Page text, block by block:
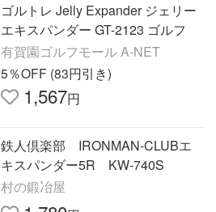
ゴルトレ Jelly Expander ジェリー
エキスパンダー GT-2123 ゴルフ
有賀園ゴルフモール A-NET
5％OFF (83円引き)
1,567円
鉄人倶楽部 IRONMAN-CLUBエ
キスパンダー5R KW-740S
村の鍛冶屋